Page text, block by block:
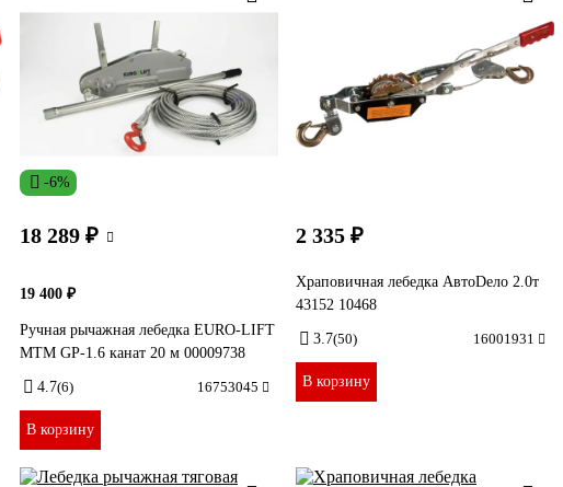
-6%
18 289 ₽
19 400 ₽
Ручная рычажная лебедка EURO-LIFT
MTM GP-1.6 канат 20 м 00009738
4.7(6) 16753045
В корзину
2 335 ₽
Храповичная лебедка АвтоDело 2.0т
43152 10468
3.7(50) 16001931
В корзину